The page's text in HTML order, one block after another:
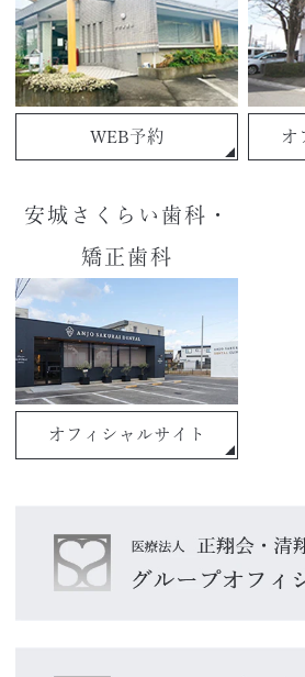
WEB予約 オ
安城さくらい歯科・
矯正歯科
オフィシャルサイト